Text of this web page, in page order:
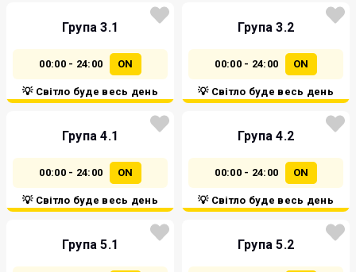
Група 3.1
00:00 - 24:00 ON
💡 Світло буде весь день
Група 3.2
00:00 - 24:00 ON
💡 Світло буде весь день
Група 4.1
00:00 - 24:00 ON
💡 Світло буде весь день
Група 4.2
00:00 - 24:00 ON
💡 Світло буде весь день
Група 5.1 Група 5.2